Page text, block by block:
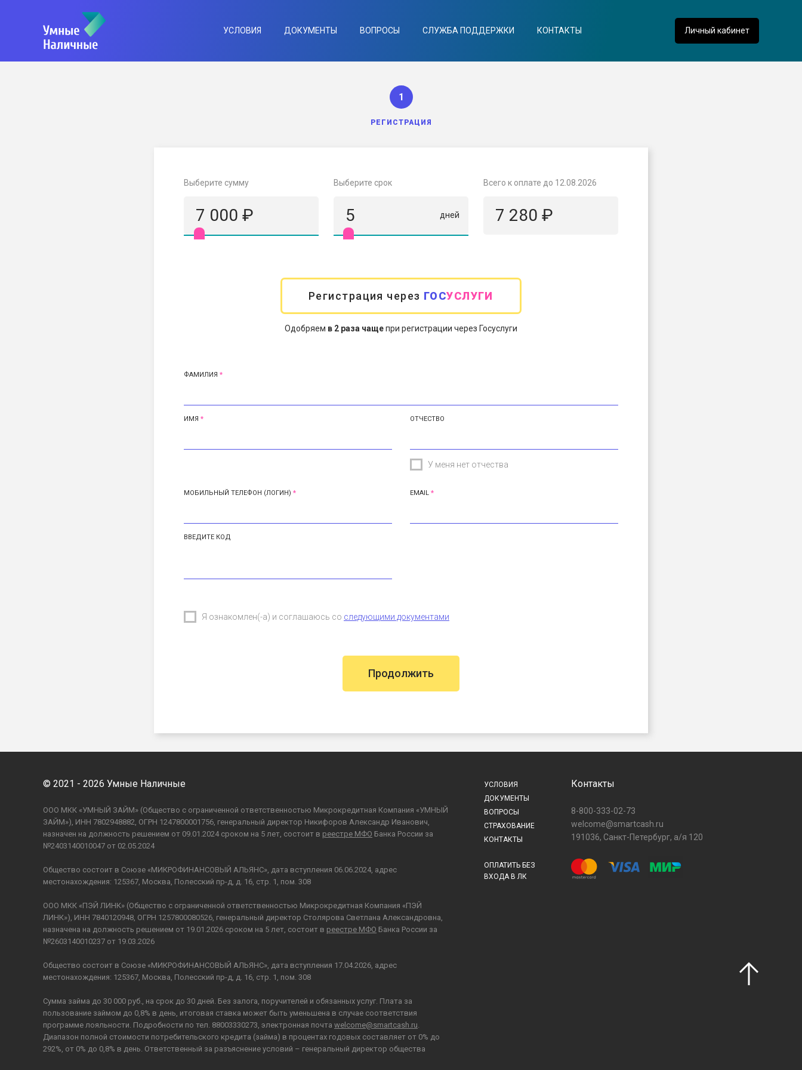
УСЛОВИЯ ДОКУМЕНТЫ ВОПРОСЫ СЛУЖБА ПОДДЕРЖКИ КОНТАКТЫ Личный кабинет
1
РЕГИСТРАЦИЯ
Выберите сумму
7 000 ₽
Выберите срок
5 дней
Всего к оплате до 12.08.2026
7 280 ₽
Регистрация через ГОСУСЛУГИ
Одобряем в 2 раза чащепри регистрации через Госуслуги
ФАМИЛИЯ
ИМЯ ОТЧЕСТВО
У меня нет отчества
МОБИЛЬНЫЙ ТЕЛЕФОН (ЛОГИН) EMAIL
ВВЕДИТЕ КОД
Я ознакомлен(-а) и соглашаюсь со следующими документами
Продолжить
© 2021 - 2026 Умные Наличные
ООО МКК «УМНЫЙ ЗАЙМ» (Общество с ограниченной ответственностью Микрокредитная Компания «УМНЫЙ
ЗАЙМ»), ИНН 7802948882, ОГРН 1247800001756, генеральный директор Никифоров Александр Иванович,
назначен на должность решением от 09.01.2024 сроком на 5 лет, состоит в реестре МФО Банка России за
№2403140010047 от 02.05.2024
Общество состоит в Союзе «МИКРОФИНАНСОВЫЙ АЛЬЯНС», дата вступления 06.06.2024, адрес
местонахождения: 125367, Москва, Полесский пр-д, д. 16, стр. 1, пом. 308
ООО МКК «ПЭЙ ЛИНК» (Общество с ограниченной ответственностью Микрокредитная Компания «ПЭЙ
ЛИНК»), ИНН 7840120948, ОГРН 1257800080526, генеральный директор Столярова Светлана Александровна,
назначена на должность решением от 19.01.2026 сроком на 5 лет, состоит в реестре МФО Банка России за
№2603140010237 от 19.03.2026
Общество состоит в Союзе «МИКРОФИНАНСОВЫЙ АЛЬЯНС», дата вступления 17.04.2026, адрес
местонахождения: 125367, Москва, Полесский пр-д, д. 16, стр. 1, пом. 308
Сумма займа до 30 000 руб., на срок до 30 дней. Без залога, поручителей и обязанных услуг. Плата за
пользование займом до 0,8% в день, итоговая ставка может быть уменьшена в случае соответствия
программе лояльности. Подробности по тел. 88003330273, электронная почта welcome@smartcash.ru.
Диапазон полной стоимости потребительского кредита (займа) в процентах годовых составляет от 0% до
292%, от 0% до 0,8% в день. Ответственный за разъяснение условий – генеральный директор общества
УСЛОВИЯ
ДОКУМЕНТЫ
ВОПРОСЫ
СТРАХОВАНИЕ
КОНТАКТЫ
ОПЛАТИТЬ БЕЗ
ВХОДА В ЛК
Контакты
8-800-333-02-73
welcome@smartcash.ru
191036, Санкт-Петербург, а/я 120